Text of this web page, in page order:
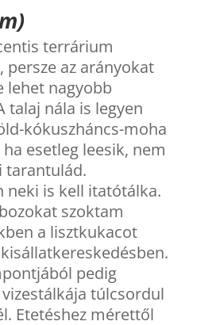
terrárium
persze az arányokat
lehet nagyobb
talaj nála is legyen
kókuszháncs-moha
esetleg leesik, nem
tarantulád.
neki is kell itatótálka.
szoktam
a lisztkukacot
pedig
túlcsordul
Etetéshez mérettől